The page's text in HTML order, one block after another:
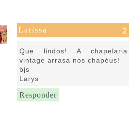
Larissa
Que lindos! A chapelaria
vintage arrasa nos chapéus!
bjs
Larys
Responder